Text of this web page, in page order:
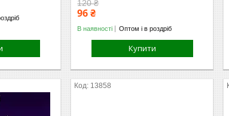
120 ₴
96 ₴
В наявності Оптом і в роздріб
Купити
13858